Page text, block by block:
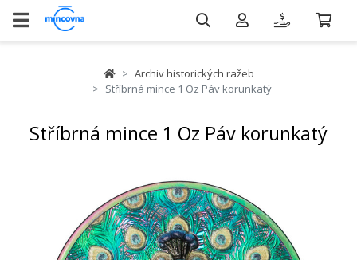
Archiv historických ražeb
Stříbrná mince 1 Oz Páv korunkatý
Stříbrná mince 1 Oz Páv korunkatý